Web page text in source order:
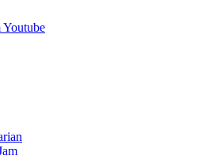
Youtube